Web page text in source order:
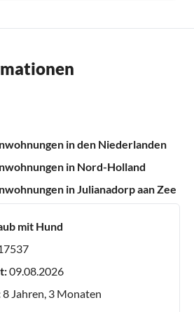
in den Niederlanden
in Nord-Holland
in Julianadorp aan Zee
mit Hund
09.08.2026
8 Jahren, 3 Monaten